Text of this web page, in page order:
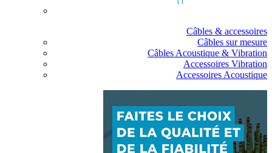
Câbles & accessoires
Câbles sur mesure
Câbles Acoustique & Vibration
Accessoires Vibration
Accessoires Acoustique